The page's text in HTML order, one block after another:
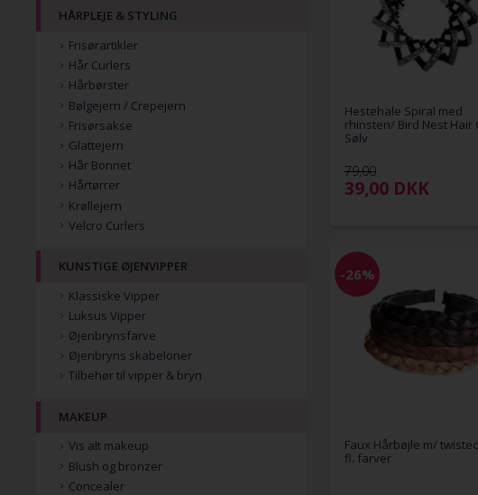
Hestehale Spiral med
rhinsten/ Bird Nest Hair
Sølv
79,00
39,00 DKK
-26%
Faux Hårbøjle m/
fl. farver
HÅRPLEJE & STYLING
Frisørartikler
Hår Curlers
Hårbørster
Bølgejern / Crepejern
Frisørsakse
Glattejern
Hår Bonnet
Hårtørrer
Krøllejern
Velcro Curlers
KUNSTIGE ØJENVIPPER
Klassiske Vipper
Luksus Vipper
Øjenbrynsfarve
Øjenbryns skabeloner
Tilbehør til vipper & bryn
MAKEUP
Vis alt makeup
Blush og bronzer
Concealer